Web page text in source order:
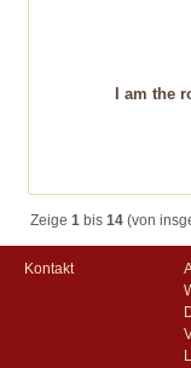
I am the
Zeige 1 bis 14 (von
Kontakt